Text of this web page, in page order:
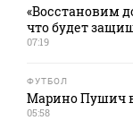
«Восстановим
что будет
07:19
ФУТБОЛ
Марино Пушич
05:58